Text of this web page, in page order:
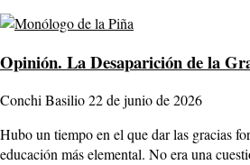
Opinión. La Desaparición de la
Conchi Basilio22 de junio de 2026
Hubo un tiempo en el que dar las gracias
educación más elemental. No era una